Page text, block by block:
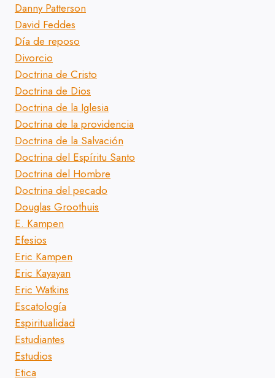
Danny Patterson
David Feddes
Día de reposo
Divorcio
Doctrina de Cristo
Doctrina de Dios
Doctrina de la Iglesia
Doctrina de la providencia
Doctrina de la Salvación
Doctrina del Espíritu Santo
Doctrina del Hombre
Doctrina del pecado
Douglas Groothuis
E. Kampen
Efesios
Eric Kampen
Eric Kayayan
Eric Watkins
Escatología
Espiritualidad
Estudiantes
Estudios
Etica